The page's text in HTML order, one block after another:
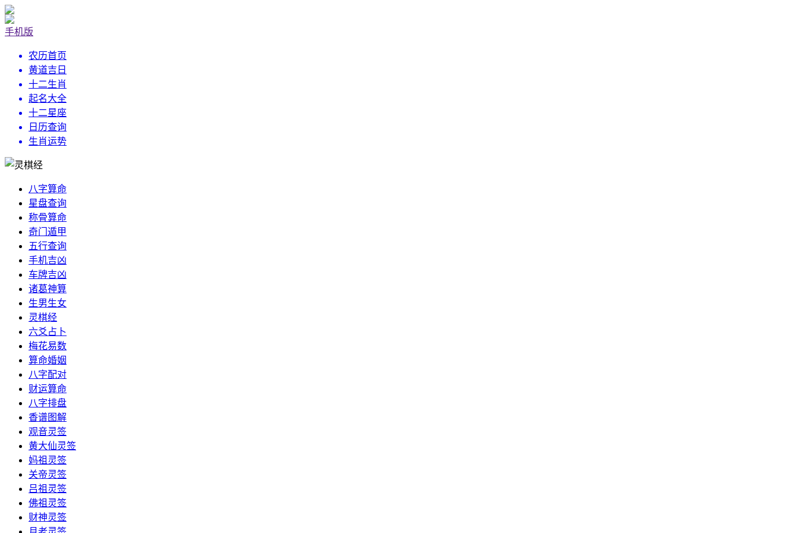
手机版
农历首页
黄道吉日
十二生肖
起名大全
十二星座
日历查询
生肖运势
八字算命
星盘查询
称骨算命
奇门遁甲
五行查询
手机吉凶
车牌吉凶
诸葛神算
生男生女
灵棋经
六爻占卜
梅花易数
算命婚姻
八字配对
财运算命
八字排盘
香谱图解
观音灵签
黄大仙灵签
妈祖灵签
关帝灵签
吕祖灵签
佛祖灵签
财神灵签